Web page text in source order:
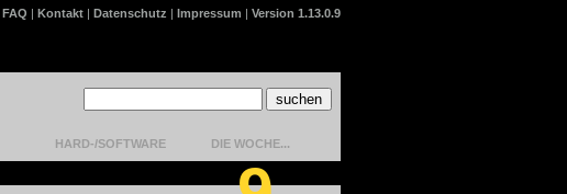
FAQ | Kontakt| Datenschutz | Impressum | Version 1.13.0.9
HARD-/SOFTWARE DIE WOCHE...